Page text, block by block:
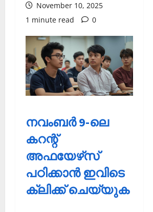
November 10, 2025
1 minute read
0
നവംബര്‍ 9-ലെ
കറന്റ്
അഫയേഴ്‌സ്
പഠിക്കാന്‍ ഇവിടെ
ക്ലിക്ക് ചെയ്യുക